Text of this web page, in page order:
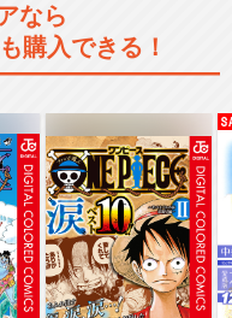
キャッチプリキュア！
トプリキュア♪
なら
購入できる！